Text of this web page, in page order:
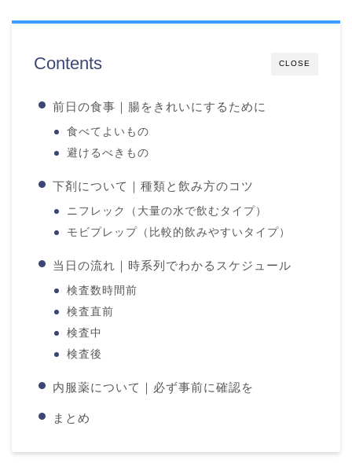
CLOSE
Contents
前日の食事｜腸をきれいにするために
食べてよいもの
避けるべきもの
下剤について｜種類と飲み方のコツ
ニフレック（大量の水で飲むタイプ）
モビプレップ（比較的飲みやすいタイプ）
当日の流れ｜時系列でわかるスケジュール
検査数時間前
検査直前
検査中
検査後
内服薬について｜必ず事前に確認を
まとめ